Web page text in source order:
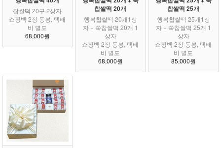
찹쌀떡 20구 2상자
쇼핑백 2장 동봉, 택배
비 별도
68,000원
찹쌀떡 20개
행복찹쌀떡 20개1상
자 + 쑥찹쌀떡 20개 1
상자
쇼핑백 2장 동봉, 택배
비 별도
68,000원
찹쌀떡 25개
행복찹쌀떡 25개1상
자 + 쑥찹쌀떡 25개 1
상자
쇼핑백 2장 동봉, 택배
비 별도
85,000원